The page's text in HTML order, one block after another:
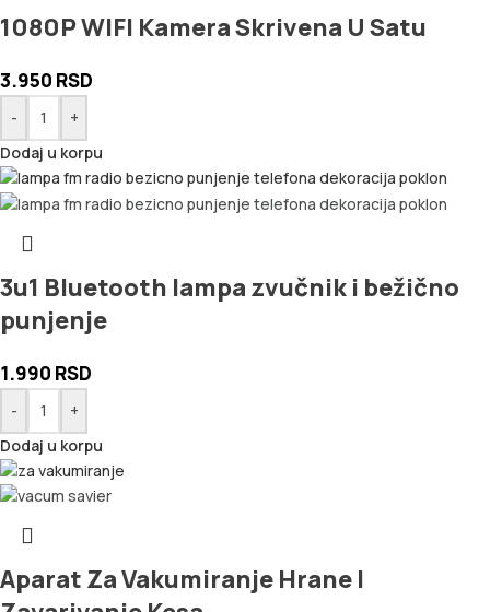
1080P WIFI Kamera Skrivena U Satu
3.950 RSD
-
+
Dodaj u korpu
3u1 Bluetooth lampa zvučnik i bežično
punjenje
1.990 RSD
-
+
Dodaj u korpu
Aparat Za Vakumiranje Hrane I